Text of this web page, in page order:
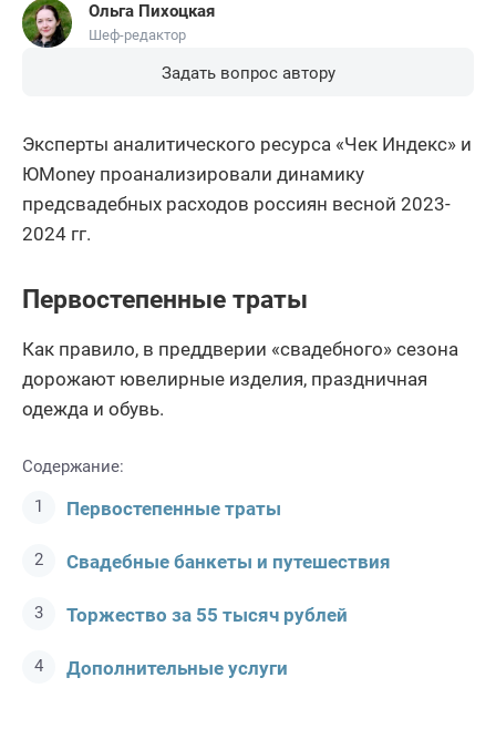
Ольга Пихоцкая
Шеф-редактор
Задать вопрос автору
Эксперты аналитического ресурса «Чек Индекс» и
ЮMoney проанализировали динамику
предсвадебных расходов россиян весной 2023-
2024 гг.
Первостепенные траты
Как правило, в преддверии «свадебного» сезона
дорожают ювелирные изделия, праздничная
одежда и обувь.
Содержание:
Первостепенные траты
Свадебные банкеты и путешествия
Торжество за 55 тысяч рублей
Дополнительные услуги